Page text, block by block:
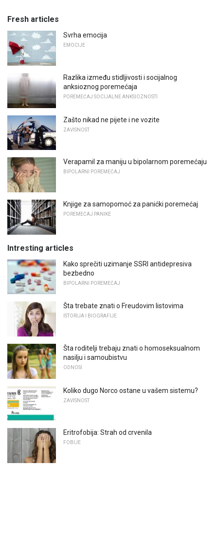
Fresh articles
Svrha emocija
EMOCIJE
Razlika između stidljivosti i socijalnog
anksioznog poremećaja
POREMEĆAJ SOCIJALNE ANKSIOZNOSTI
Zašto nikad ne pijete i ne vozite
ZAVISNOST
Verapamil za maniju u bipolarnom poremećaju
BIPOLARNI POREMEĆAJ
Knjige za samopomoć za panićki poremećaj
POREMEĆAJ PANIKE
Intresting articles
Kako sprečiti uzimanje SSRI antidepresiva
bezbedno
BIPOLARNI POREMEĆAJ
Šta trebate znati o Freudovim listovima
ISTORIJA I BIOGRAFIJE
Šta roditelji trebaju znati o homoseksualnom
nasilju i samoubistvu
ODNOSI
Koliko dugo Norco ostane u vašem sistemu?
ZAVISNOST
Eritrofobija: Strah od crvenila
FOBIJE